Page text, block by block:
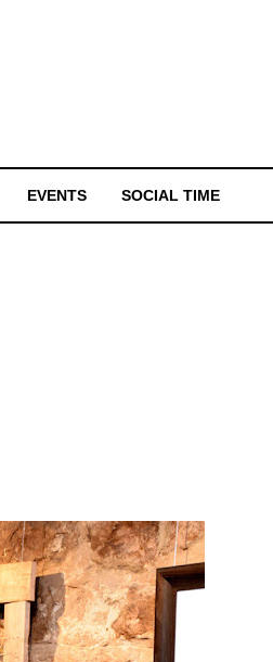
EVENTS SOCIAL TIME